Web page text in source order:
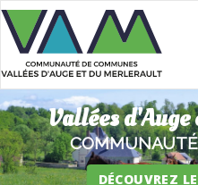
Aller
au
contenu
principal
Vallées
DÉCOUVREZ
Panneau de gestion des cookies